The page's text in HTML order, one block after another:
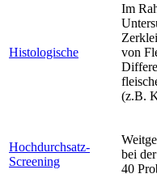
Histologische
Im
von
(z.B.
Hochdurchsatz-
Screening
bei
40